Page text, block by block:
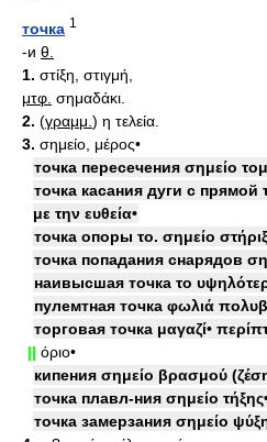
точка 1
-и θ.
1. στίξη, στιγμή,
μτφ. σημαδάκι.
2. (γραμμ. ) η τελεία.
3. σημείο, μέρος•
точка пересечения σημείο
точка касания дуги с прямой
με την ευθεία•
точка опоры το. σημείο
точка попадания снарядов
наивысшая точка το
пулемтная точка φωλιά
торговая точка μαγαζί•
|| όριο•
кипения σημείο βρασμού
точка плавл-ния σημείο
точка замерзания σημείο